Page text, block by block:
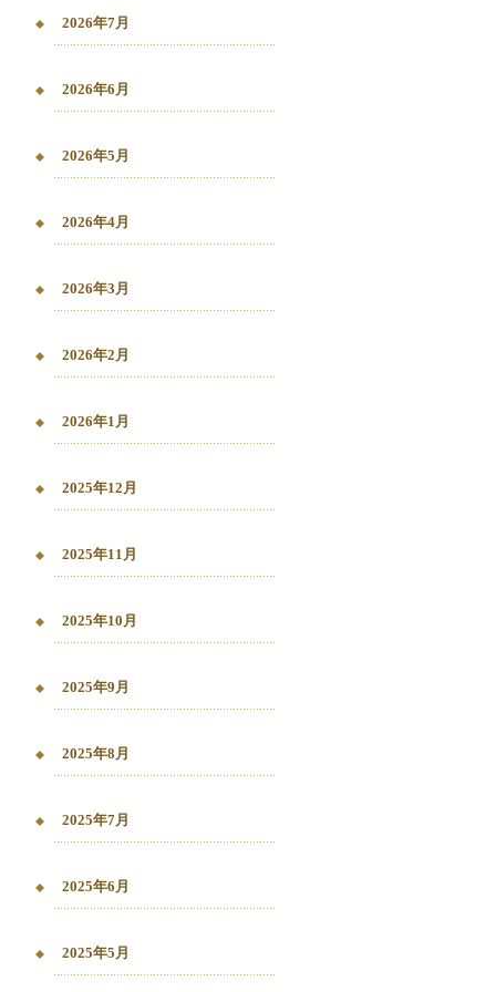
2026年7月
2026年6月
2026年5月
2026年4月
2026年3月
2026年2月
2026年1月
2025年12月
2025年11月
2025年10月
2025年9月
2025年8月
2025年7月
2025年6月
2025年5月